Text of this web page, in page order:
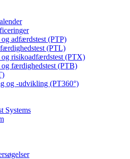
adfærdstest (PTP)
(PTL)
og risikoadfærdstest (PTX)
og færdighedstest (PTB)
og -udvikling (PT360°)
Systems